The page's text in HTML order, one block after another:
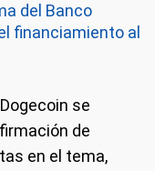
del Banco
financiamiento al
se
de
en el tema,